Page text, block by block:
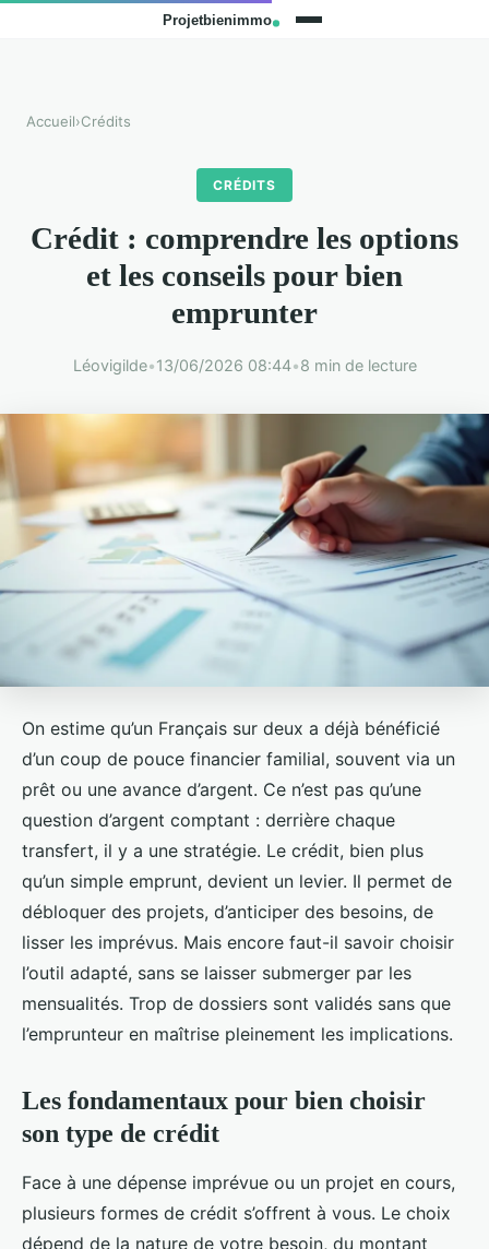
Accueil›Crédits
CRÉDITS
Crédit : comprendre les options
et les conseils pour bien
emprunter
Léovigilde•13/06/2026 08:44•8 min de lecture
On estime qu’un Français sur deux a déjà bénéficié
d’un coup de pouce financier familial, souvent via un
prêt ou une avance d’argent. Ce n’est pas qu’une
question d’argent comptant : derrière chaque
transfert, il y a une stratégie. Le crédit, bien plus
qu’un simple emprunt, devient un levier. Il permet de
débloquer des projets, d’anticiper des besoins, de
lisser les imprévus. Mais encore faut-il savoir choisir
l’outil adapté, sans se laisser submerger par les
mensualités. Trop de dossiers sont validés sans que
l’emprunteur en maîtrise pleinement les implications.
Les fondamentaux pour bien choisir
son type de crédit
Face à une dépense imprévue ou un projet en cours,
plusieurs formes de crédit s’offrent à vous. Le choix
dépend de la nature de votre besoin, du montant